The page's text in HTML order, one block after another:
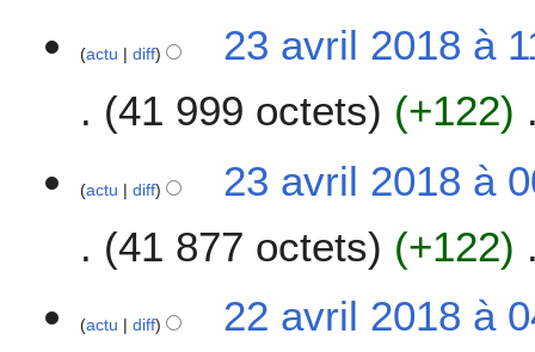
3
l
actu diff
23 avril 2018 à
41 999 octets
+122
actu diff
23 avril 2018 à
41 877 octets
+122
2
actu diff 22 avril 2018 à